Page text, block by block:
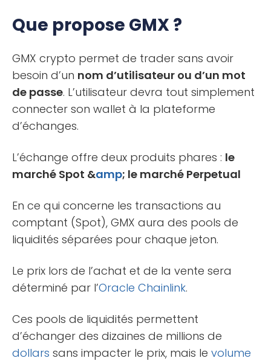
Que propose GMX ?
GMX crypto permet de trader sans avoir
besoin d’un nom d’utilisateur ou d’un mot
de passe. L’utilisateur devra tout simplement
connecter son wallet à la plateforme
d’échanges.
L’échange offre deux produits phares : le
marché Spot &amp; le marché Perpetual
En ce qui concerne les transactions au
comptant (Spot), GMX aura des pools de
liquidités séparées pour chaque jeton.
Le prix lors de l’achat et de la vente sera
déterminé par l’Oracle Chainlink.
Ces pools de liquidités permettent
d’échanger des dizaines de millions de
dollars sans impacter le prix, mais le volume